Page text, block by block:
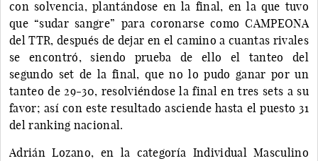
con solvencia, plantándose en la final, en la que tuvo
que “sudar sangre” para coronarse como CAMPEONA
del TTR, después de dejar en el camino a cuantas rivales
se encontró, siendo prueba de ello el tanteo del
segundo set de la final, que no lo pudo ganar por un
tanteo de 29-30, resolviéndose la final en tres sets a su
favor; así con este resultado asciende hasta el puesto 31
del ranking nacional.
Adrián Lozano, en la categoría Individual Masculino